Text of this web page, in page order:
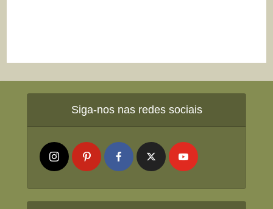
Siga-nos nas redes sociais